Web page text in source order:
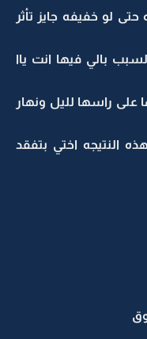
لو خفيفه جايز تأثر
بالي فيها انت ياا
على راسها لليل ونهار
النتيجه اختي بتفقد